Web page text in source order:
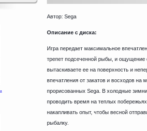
Автор: Sega
Описание с диска:
Игра передает максимальное
трепет подсеченной рыбы, и ощущение
вытаскиваете ее на поверхность и
впечатления от закатов и восходов на
прорисованных Sega. В холодные
проводить время на теплых
накапливать опыт, чтобы весной
рыбалку.